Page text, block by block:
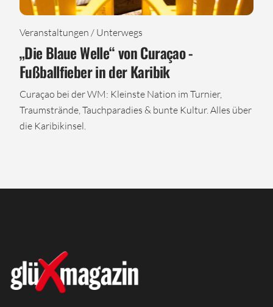
Veranstaltungen / Unterwegs
„Die Blaue Welle“ von Curaçao -
Fußballfieber in der Karibik
Curaçao bei der WM: Kleinste Nation im Turnier,
Traumstrände, Tauchparadies & bunte Kultur. Alles über
die Karibikinsel.